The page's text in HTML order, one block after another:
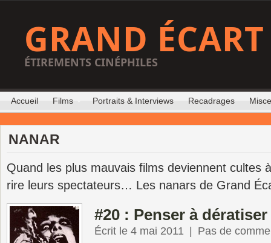
GRAND ÉCART
ÉTIREMENTS CINÉPHILES
Accueil Films Portraits & Interviews Recadrages
NANAR
Quand les plus mauvais films deviennent cultes
rire leurs spectateurs… Les nanars de Grand
#20 : Penser à
Écrit le 4 mai 2011 Pas de